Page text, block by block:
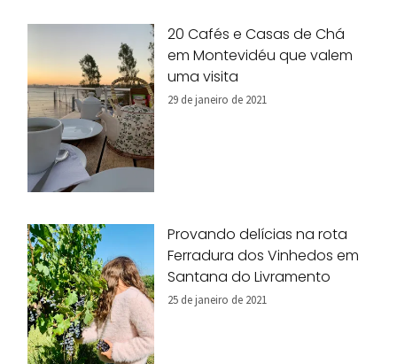
20 Cafés e Casas de Chá
em Montevidéu que valem
uma visita
29 de janeiro de 2021
Provando delícias na rota
Ferradura dos Vinhedos em
Santana do Livramento
25 de janeiro de 2021